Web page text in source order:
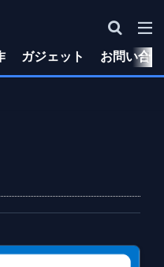
ガジェット お問い合